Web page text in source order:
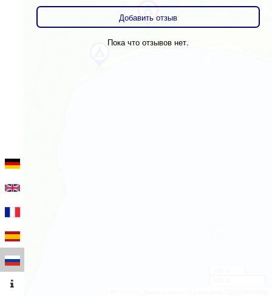
Добавить отзыв
Пока что отзывов нет.
2